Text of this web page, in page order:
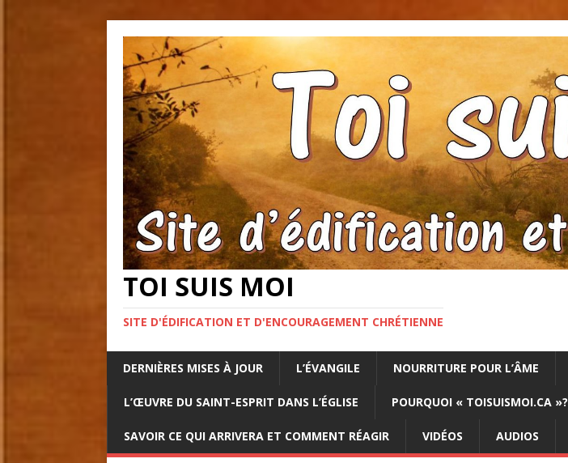
TOI SUIS MOI
SITE D'ÉDIFICATION ET D'ENCOURAGEMENT CHRÉTIENNE
DERNIÈRES MISES À JOUR L’ÉVANGILE NOURRITURE POUR L’ÂME
L’ŒUVRE DU SAINT-ESPRIT DANS L’ÉGLISE POURQUOI « TOISUISMOI.CA »?
SAVOIR CE QUI ARRIVERA ET COMMENT RÉAGIR VIDÉOS AUDIOS